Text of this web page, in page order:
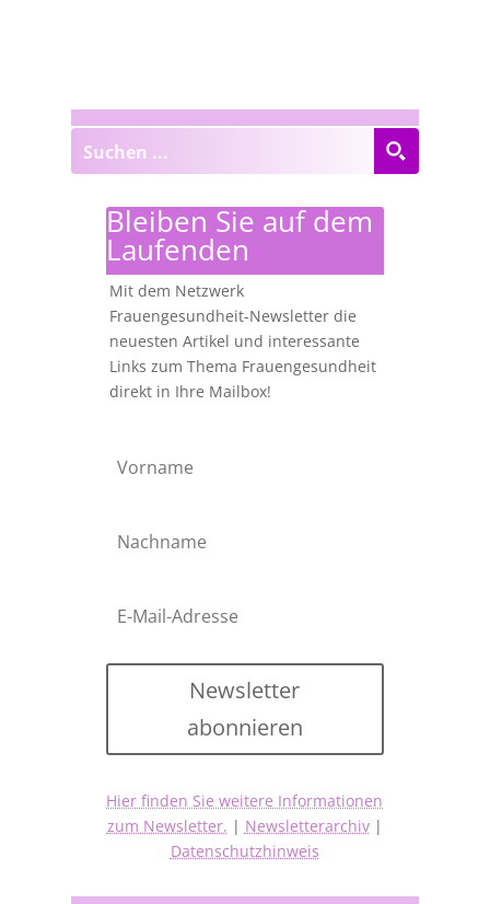
Bleiben Sie auf dem
Laufenden
Mit dem Netzwerk
Frauengesundheit-Newsletter die
neuesten Artikel und interessante
Links zum Thema Frauengesundheit
direkt in Ihre Mailbox!
Newsletter
abonnieren
Hier finden Sie weitere Informationen
zum Newsletter. | Newsletterarchiv|
Datenschutzhinweis